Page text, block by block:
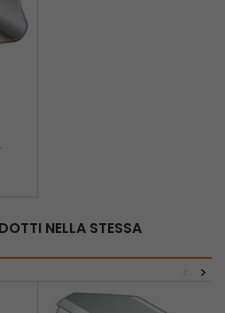
NELLA STESSA
>